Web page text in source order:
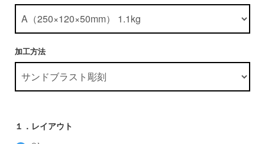
加工方法
１．レイアウト